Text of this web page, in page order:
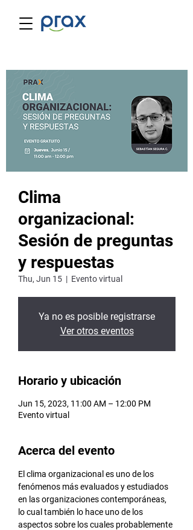
Clima
organizacional:
Sesión de preguntas
y respuestas
Thu, Jun 15
  |
Evento virtual
Ya no es posible registrarse
Ver otros eventos
Horario y ubicación
Jun 15, 2023, 11:00 AM – 12:00 PM
Evento virtual
Acerca del evento
El clima organizacional es uno de los
fenómenos más evaluados y estudiados
en las organizaciones contemporáneas,
lo cual también lo hace uno de los
aspectos sobre los cuales probablemente